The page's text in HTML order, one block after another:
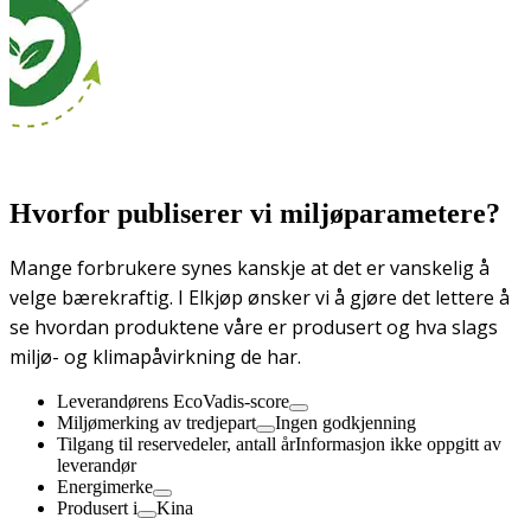
Hvorfor publiserer vi miljøparametere?
Mange forbrukere synes kanskje at det er vanskelig å
velge bærekraftig. I Elkjøp ønsker vi å gjøre det lettere å
se hvordan produktene våre er produsert og hva slags
miljø- og klimapåvirkning de har.
Leverandørens EcoVadis-score
Miljømerking av tredjepart
Ingen godkjenning
Tilgang til reservedeler, antall årInformasjon ikke oppgitt av
leverandør
Energimerke
Produsert i
Kina